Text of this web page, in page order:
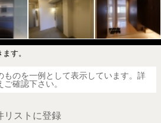
す。
ものを一例として表示しています。詳
確認下さい。
リストに登録